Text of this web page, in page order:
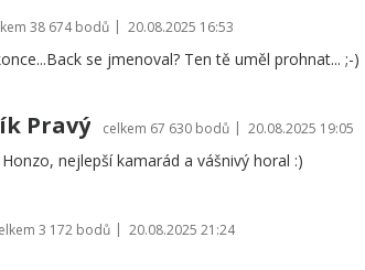
38 674 bodů | 20.08.2025 16:53
se jmenoval? Ten tě uměl prohnat... ;-)
Pravý celkem 67 630 bodů | 20.08.2025 19:05
nejlepší kamarád a vášnivý horal :)
3 172 bodů | 20.08.2025 21:24